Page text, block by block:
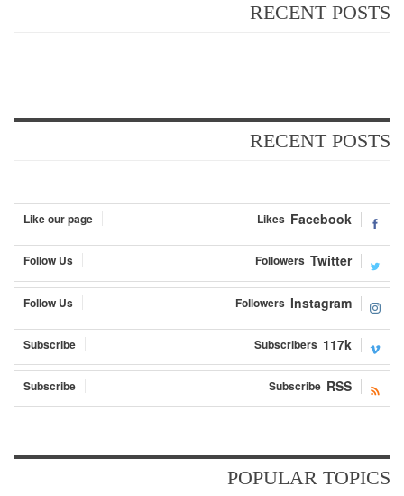
RECENT POSTS
RECENT POSTS
Facebook
Likes
Like our page
Twitter
Followers
Follow Us
Instagram
Followers
Follow Us
117k
Subscribers
Subscribe
RSS
Subscribe
Subscribe
POPULAR TOPICS